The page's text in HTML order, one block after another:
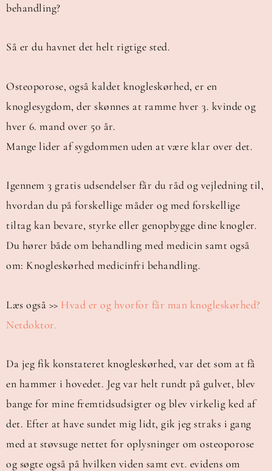
behandling?
Så er du havnet det helt rigtige sted.
Osteoporose, også kaldet knogleskørhed, er en
knoglesygdom, der skønnes at ramme hver 3. kvinde og
hver 6. mand over 50 år.
Mange lider af sygdommen uden at være klar over det.
Igennem 3 gratis udsendelser får du råd og vejledning til,
hvordan du på forskellige måder og med forskellige
tiltag kan bevare, styrke eller genopbygge dine knogler.
Du hører både om behandling med medicin samt også
om: Knogleskørhed medicinfri behandling.
Læs også >> Hvad er og hvorfor får man knogleskørhed?
Netdoktor.
Da jeg fik konstateret knogleskørhed, var det som at få
en hammer i hovedet. Jeg var helt rundt på gulvet, blev
bange for mine fremtidsudsigter og blev virkelig ked af
det. Efter at have sundet mig lidt, gik jeg straks i gang
med at støvsuge nettet for oplysninger om osteoporose
og søgte også på hvilken viden samt evt. evidens om